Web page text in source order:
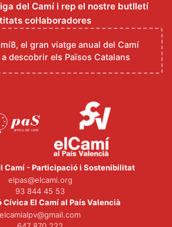
del Camí i rep el nostre butlletí
col·laboradores
el gran viatge anual del Camí
descobrir els Països Catalans
Camí - Participació i Sostenibilitat
elpas@elcami.org
93 844 45 53
El Camí al País Valencià
elcamialpv@gmail.com